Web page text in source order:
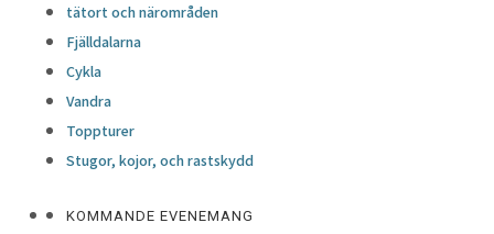
tätort och närområden
Fjälldalarna
Cykla
Vandra
Toppturer
Stugor, kojor, och rastskydd
KOMMANDE EVENEMANG